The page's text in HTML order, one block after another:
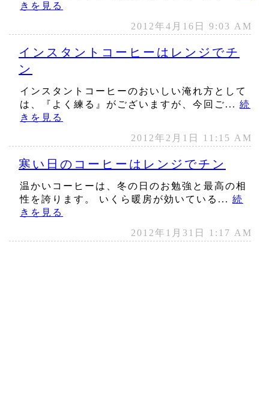
きを見る
2012年4月16日 9:03 AM
インスタントコーヒーはレンジでチ
ン
インスタントコーヒーのおいしい淹れ方として
は、『よく練る』がございますが、今回ご... 続
きを見る
2012年2月1日 11:15 AM
寒い日のコーヒーはレンジでチン
温かいコーヒーは、冬の日のお勉強と最高の相
性を誇ります。 いくら暖房が効いている... 続
きを見る
2012年1月31日 1:17 AM